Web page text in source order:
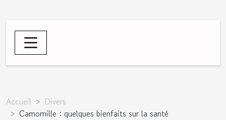
Accueil
Divers
Camomille : quelques bienfaits sur la santé